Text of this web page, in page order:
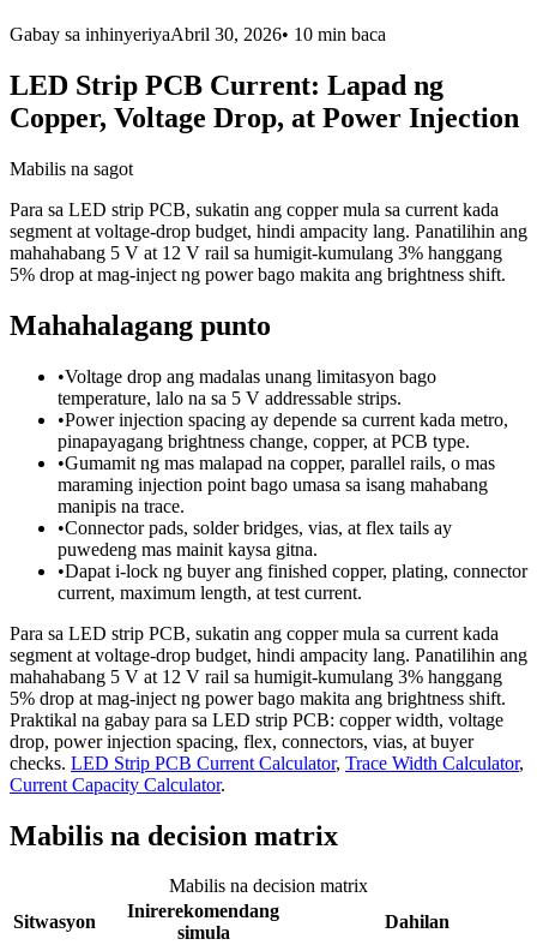
Gabay sa inhinyeriyaAbril 30, 2026• 10 min baca
LED Strip PCB Current: Lapad ng
Copper, Voltage Drop, at Power Injection
Mabilis na sagot
Para sa LED strip PCB, sukatin ang copper mula sa current kada
segment at voltage-drop budget, hindi ampacity lang. Panatilihin ang
mahahabang 5 V at 12 V rail sa humigit-kumulang 3% hanggang
5% drop at mag-inject ng power bago makita ang brightness shift.
Mahahalagang punto
•Voltage drop ang madalas unang limitasyon bago
temperature, lalo na sa 5 V addressable strips.
•Power injection spacing ay depende sa current kada metro,
pinapayagang brightness change, copper, at PCB type.
•Gumamit ng mas malapad na copper, parallel rails, o mas
maraming injection point bago umasa sa isang mahabang
manipis na trace.
•Connector pads, solder bridges, vias, at flex tails ay
puwedeng mas mainit kaysa gitna.
•Dapat i-lock ng buyer ang finished copper, plating, connector
current, maximum length, at test current.
Para sa LED strip PCB, sukatin ang copper mula sa current kada
segment at voltage-drop budget, hindi ampacity lang. Panatilihin ang
mahahabang 5 V at 12 V rail sa humigit-kumulang 3% hanggang
5% drop at mag-inject ng power bago makita ang brightness shift.
Praktikal na gabay para sa LED strip PCB: copper width, voltage
drop, power injection spacing, flex, connectors, vias, at buyer
checks. LED Strip PCB Current Calculator, Trace Width Calculator,
Current Capacity Calculator.
Mabilis na decision matrix
Mabilis na decision matrix
Sitwasyon
Inirerekomendang
simula
Dahilan